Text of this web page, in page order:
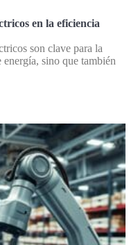
en la eficiencia
son clave para la
sino que también